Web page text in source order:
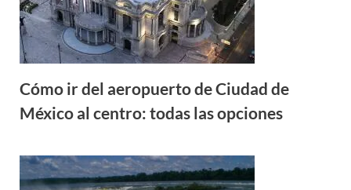
Cómo ir del aeropuerto de Ciudad de
México al centro: todas las opciones